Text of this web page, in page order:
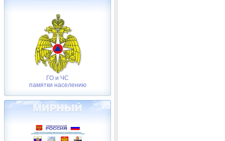
ГО и ЧС
памятки населению